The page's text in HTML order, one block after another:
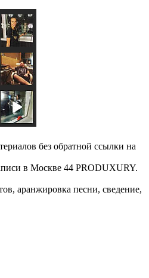
без обратной ссылки на
в Москве 44 PRODUXURY.
аранжировка песни, сведение,